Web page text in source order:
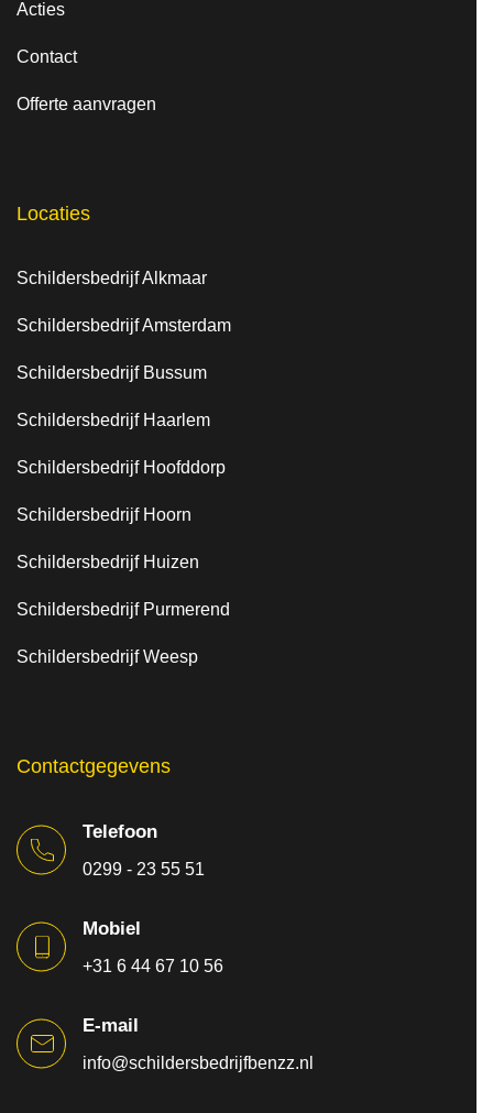
Acties
Contact
Offerte aanvragen
Locaties
Schildersbedrijf Alkmaar
Schildersbedrijf Amsterdam
Schildersbedrijf Bussum
Schildersbedrijf Haarlem
Schildersbedrijf Hoofddorp
Schildersbedrijf Hoorn
Schildersbedrijf Huizen
Schildersbedrijf Purmerend
Schildersbedrijf Weesp
Contactgegevens
Telefoon
0299 - 23 55 51
Mobiel
+31 6 44 67 10 56
E-mail
info@schildersbedrijfbenzz.nl